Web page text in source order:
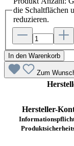
die Schaltflächen
reduzieren.
In den Warenkorb
Zum
Hersteller-